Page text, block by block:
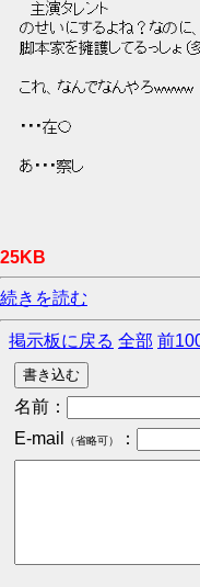
主演タレント
のせいにするよね？なのに
脚本家を擁護してるっしょ（
これ、なんでなんやろwwww
・・・在〇
あ・・・察し
25KB
続きを読む
掲示板に戻る 全部 前
名前：
E-mail
（省略可） ：